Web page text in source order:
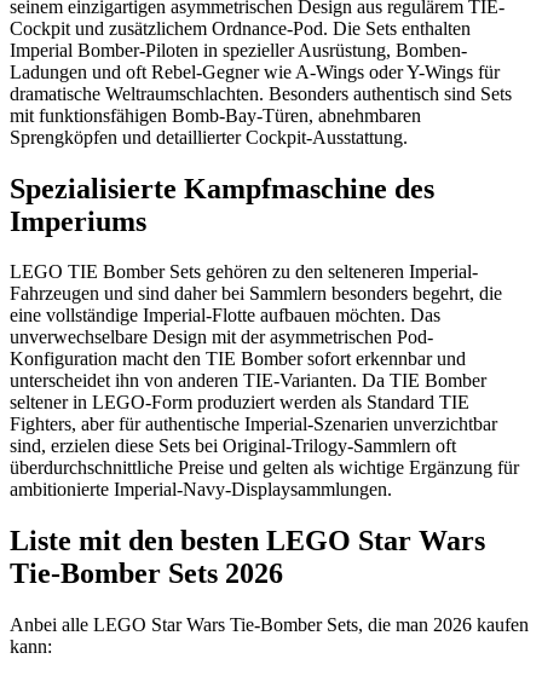
seinem einzigartigen asymmetrischen Design aus regulärem TIE-
Cockpit und zusätzlichem Ordnance-Pod. Die Sets enthalten
Imperial Bomber-Piloten in spezieller Ausrüstung, Bomben-
Ladungen und oft Rebel-Gegner wie A-Wings oder Y-Wings für
dramatische Weltraumschlachten. Besonders authentisch sind Sets
mit funktionsfähigen Bomb-Bay-Türen, abnehmbaren
Sprengköpfen und detaillierter Cockpit-Ausstattung.
Spezialisierte Kampfmaschine des
Imperiums
LEGO TIE Bomber Sets gehören zu den selteneren Imperial-
Fahrzeugen und sind daher bei Sammlern besonders begehrt, die
eine vollständige Imperial-Flotte aufbauen möchten. Das
unverwechselbare Design mit der asymmetrischen Pod-
Konfiguration macht den TIE Bomber sofort erkennbar und
unterscheidet ihn von anderen TIE-Varianten. Da TIE Bomber
seltener in LEGO-Form produziert werden als Standard TIE
Fighters, aber für authentische Imperial-Szenarien unverzichtbar
sind, erzielen diese Sets bei Original-Trilogy-Sammlern oft
überdurchschnittliche Preise und gelten als wichtige Ergänzung für
ambitionierte Imperial-Navy-Displaysammlungen.
Liste mit den besten LEGO Star Wars
Tie-Bomber Sets 2026
Anbei alle LEGO Star Wars Tie-Bomber Sets, die man 2026 kaufen
kann: